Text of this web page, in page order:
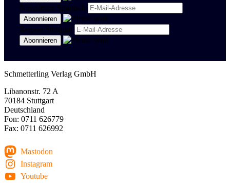
Newsletter Spanisch
Region Stuttgart
Schmetterling Verlag GmbH
Libanonstr. 72 A
70184 Stuttgart
Deutschland
Fon: 0711 626779
Fax: 0711 626992
Mastodon
Instagram
Youtube